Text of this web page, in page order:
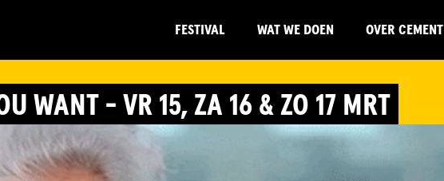
FESTIVAL WAT WE DOEN OVER CEMENT
WANT - VR 15, ZA 16 & ZO 17 MRT